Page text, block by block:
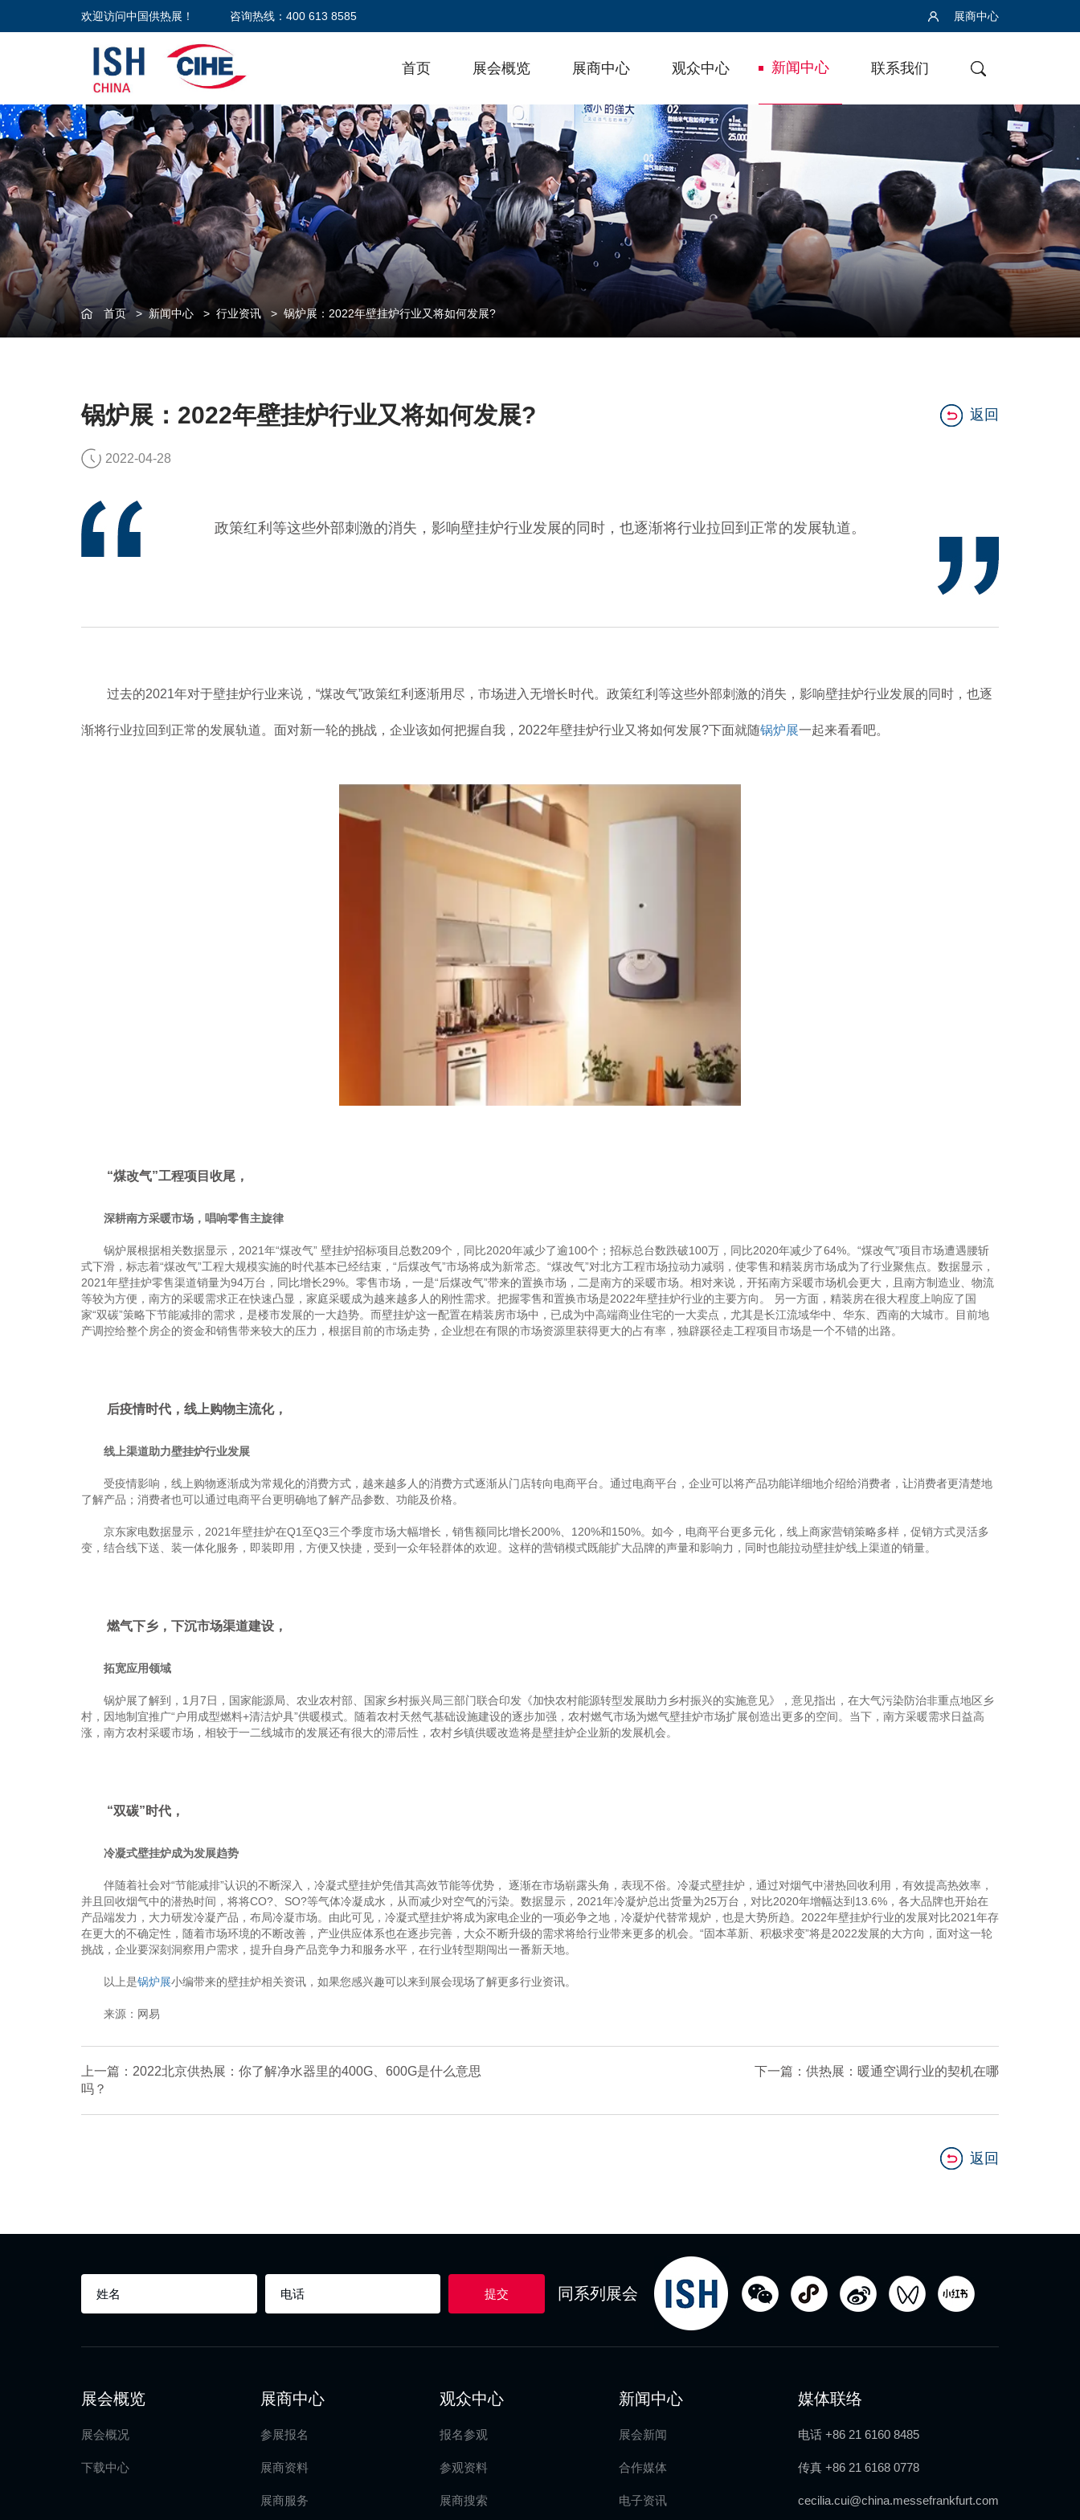
欢迎访问中国供热展！ 咨询热线：400 613 8585 展商中心
首页 展会概览 展商中心 观众中心 新闻中心 联系我们
首页>新闻中心> 行业资讯> 锅炉展：2022年壁挂炉行业又将如何发展?
锅炉展：2022年壁挂炉行业又将如何发展? 返回
2022-04-28
政策红利等这些外部刺激的消失，影响壁挂炉行业发展的同时，也逐渐将行业拉回到正常的发展轨道。
过去的2021年对于壁挂炉行业来说，“煤改气”政策红利逐渐用尽，市场进入无增长时代。政策红利等这些外部刺激的消失，影响壁挂炉行业发展的同时，也逐
渐将行业拉回到正常的发展轨道。面对新一轮的挑战，企业该如何把握自我，2022年壁挂炉行业又将如何发展?下面就随锅炉展一起来看看吧。
“煤改气”工程项目收尾，
深耕南方采暖市场，唱响零售主旋律
锅炉展根据相关数据显示，2021年“煤改气” 壁挂炉招标项目总数209个，同比2020年减少了逾100个；招标总台数跌破100万，同比2020年减少了64%。“煤改气”项目市场遭遇腰斩
式下滑，标志着“煤改气”工程大规模实施的时代基本已经结束，“后煤改气”市场将成为新常态。“煤改气”对北方工程市场拉动力减弱，使零售和精装房市场成为了行业聚焦点。数据显示，
2021年壁挂炉零售渠道销量为94万台，同比增长29%。零售市场，一是“后煤改气”带来的置换市场，二是南方的采暖市场。相对来说，开拓南方采暖市场机会更大，且南方制造业、物流
等较为方便，南方的采暖需求正在快速凸显，家庭采暖成为越来越多人的刚性需求。把握零售和置换市场是2022年壁挂炉行业的主要方向。 另一方面，精装房在很大程度上响应了国
家“双碳”策略下节能减排的需求，是楼市发展的一大趋势。而壁挂炉这一配置在精装房市场中，已成为中高端商业住宅的一大卖点，尤其是长江流域华中、华东、西南的大城市。目前地
产调控给整个房企的资金和销售带来较大的压力，根据目前的市场走势，企业想在有限的市场资源里获得更大的占有率，独辟蹊径走工程项目市场是一个不错的出路。
后疫情时代，线上购物主流化，
线上渠道助力壁挂炉行业发展
受疫情影响，线上购物逐渐成为常规化的消费方式，越来越多人的消费方式逐渐从门店转向电商平台。通过电商平台，企业可以将产品功能详细地介绍给消费者，让消费者更清楚地
了解产品；消费者也可以通过电商平台更明确地了解产品参数、功能及价格。
京东家电数据显示，2021年壁挂炉在Q1至Q3三个季度市场大幅增长，销售额同比增长200%、120%和150%。如今，电商平台更多元化，线上商家营销策略多样，促销方式灵活多
变，结合线下送、装一体化服务，即装即用，方便又快捷，受到一众年轻群体的欢迎。这样的营销模式既能扩大品牌的声量和影响力，同时也能拉动壁挂炉线上渠道的销量。
燃气下乡，下沉市场渠道建设，
拓宽应用领域
锅炉展了解到，1月7日，国家能源局、农业农村部、国家乡村振兴局三部门联合印发《加快农村能源转型发展助力乡村振兴的实施意见》，意见指出，在大气污染防治非重点地区乡
村，因地制宜推广“户用成型燃料+清洁炉具”供暖模式。随着农村天然气基础设施建设的逐步加强，农村燃气市场为燃气壁挂炉市场扩展创造出更多的空间。当下，南方采暖需求日益高
涨，南方农村采暖市场，相较于一二线城市的发展还有很大的滞后性，农村乡镇供暖改造将是壁挂炉企业新的发展机会。
“双碳”时代，
冷凝式壁挂炉成为发展趋势
伴随着社会对“节能减排”认识的不断深入，冷凝式壁挂炉凭借其高效节能等优势， 逐渐在市场崭露头角，表现不俗。冷凝式壁挂炉，通过对烟气中潜热回收利用，有效提高热效率，
并且回收烟气中的潜热时间，将将CO?、SO?等气体冷凝成水，从而减少对空气的污染。数据显示，2021年冷凝炉总出货量为25万台，对比2020年增幅达到13.6%，各大品牌也开始在
产品端发力，大力研发冷凝产品，布局冷凝市场。由此可见，冷凝式壁挂炉将成为家电企业的一项必争之地，冷凝炉代替常规炉，也是大势所趋。2022年壁挂炉行业的发展对比2021年存
在更大的不确定性，随着市场环境的不断改善，产业供应体系也在逐步完善，大众不断升级的需求将给行业带来更多的机会。“固本革新、积极求变”将是2022发展的大方向，面对这一轮
挑战，企业要深刻洞察用户需求，提升自身产品竞争力和服务水平，在行业转型期闯出一番新天地。
以上是锅炉展小编带来的壁挂炉相关资讯，如果您感兴趣可以来到展会现场了解更多行业资讯。
来源：网易
上一篇：2022北京供热展：你了解净水器里的400G、600G是什么意思
吗？
下一篇：供热展：暖通空调行业的契机在哪
返回
提交 同系列展会
展会概览
展会概况
下载中心
展商中心
参展报名
展商资料
展商服务
观众中心
报名参观
参观资料
展商搜索
新闻中心
展会新闻
合作媒体
电子资讯
媒体联络
电话 +86 21 6160 8485
传真 +86 21 6168 0778
cecilia.cui@china.messefrankfurt.com